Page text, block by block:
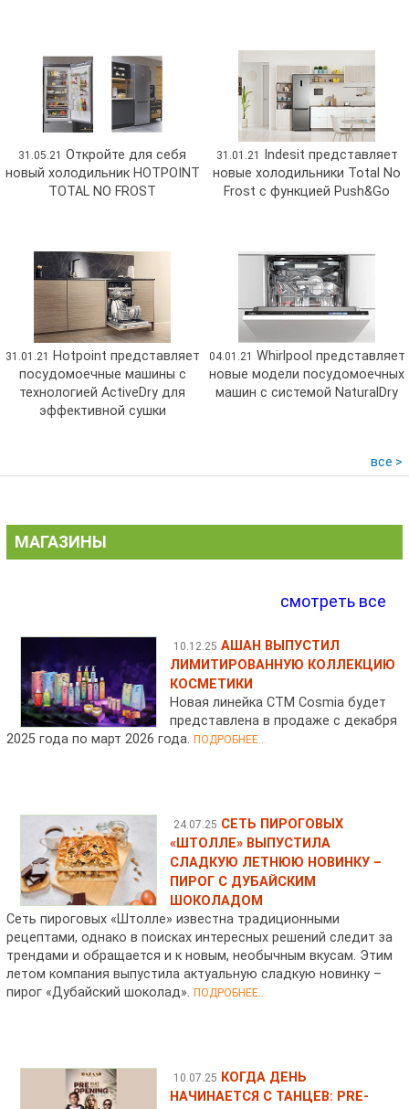
31.05.21 Откройте для себя
новый холодильник HOTPOINT
TOTAL NO FROST
31.01.21
Indesit представляет
новые холодильники Total No
Frost c функцией Push&Go
31.01.21
Hotpoint представляет
посудомоечные машины с
технологией ActiveDry для
эффективной сушки
04.01.21 Whirlpool представляет
новые модели посудомоечных
машин с системой NaturalDry
все >
МАГАЗИНЫ
смотреть все
10.12.25 АШАН ВЫПУСТИЛ
ЛИМИТИРОВАННУЮ КОЛЛЕКЦИЮ
КОСМЕТИКИ
Новая линейка СТМ Cosmia будет
представлена в продаже с декабря
2025 года по март 2026 года.ПОДРОБНЕЕ...
24.07.25 СЕТЬ ПИРОГОВЫХ
«ШТОЛЛЕ» ВЫПУСТИЛА
СЛАДКУЮ ЛЕТНЮЮ НОВИНКУ –
ПИРОГ С ДУБАЙСКИМ
ШОКОЛАДОМ
Сеть пироговых «Штолле» известна традиционными
рецептами, однако в поисках интересных решений следит за
трендами и обращается и к новым, необычным вкусам. Этим
летом компания выпустила актуальную сладкую новинку –
пирог «Дубайский шоколад».ПОДРОБНЕЕ...
10.07.25 КОГДА ДЕНЬ
НАЧИНАЕТСЯ С ТАНЦЕВ: PRE-